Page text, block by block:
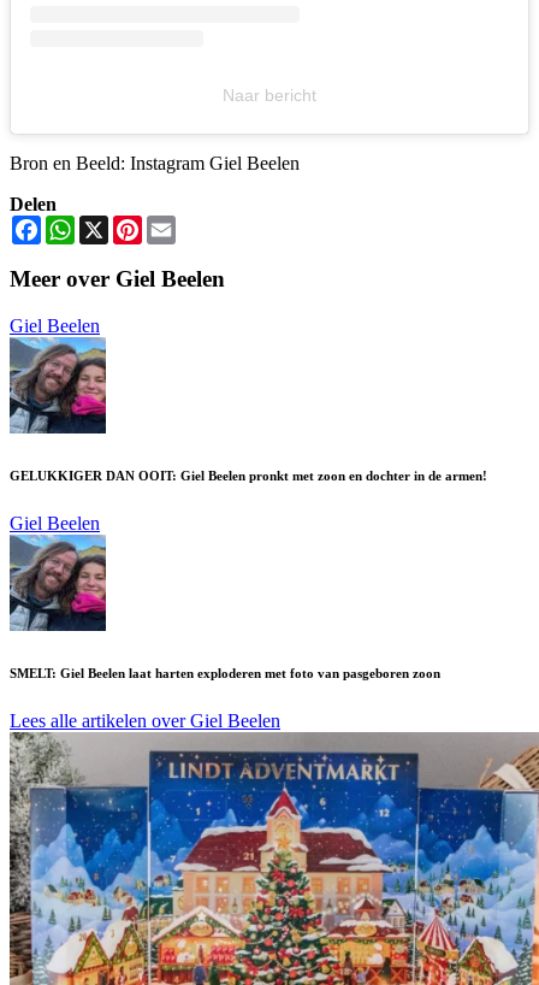
Naar bericht
Bron en Beeld: Instagram Giel Beelen
Delen
FacebookWhatsApp
X Pinterest
Meer over Giel Beelen
Giel Beelen
GELUKKIGER DAN OOIT: Giel Beelen pronkt met zoon en dochter in de armen!
Giel Beelen
SMELT: Giel Beelen laat harten exploderen met foto van pasgeboren zoon
Lees alle artikelen over Giel Beelen